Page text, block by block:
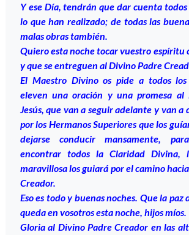
Y ese Día, tendrán que dar cuenta todos
lo que han realizado; de todas las
malas obras también.
Quiero esta noche tocar vuestro espíritu
y que se entreguen al Divino Padre
El Maestro Divino os pide a todos los
eleven una oración y una promesa al
Jesús, que van a seguir adelante y van a
por los Hermanos Superiores que los
dejarse conducir mansamente,
encontrar todos la Claridad Divina,
maravillosa los guiará por el camino
Creador.
Eso es todo y buenas noches. Que la
queda en vosotros esta noche, hijos míos.
Gloria al Divino Padre Creador en las